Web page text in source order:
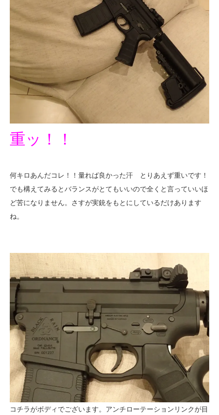
重ッ！！
何キロあんだコレ！！量れば良かった汗 とりあえず重いです！
でも構えてみるとバランスがとてもいいので全くと言っていいほ
ど苦になりません。さすが実銃をもとにしているだけあります
ね。
コチラがボディでございます。アンチローテーションリンクが目